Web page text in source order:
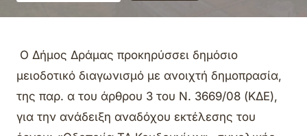
Ο Δήμος Δράμας προκηρύσσει δημόσιο
μειοδοτικό διαγωνισμό με ανοιχτή δημοπρασία,
της παρ. α του άρθρου 3 του Ν. 3669/08 (ΚΔΕ),
για την ανάδειξη αναδόχου εκτέλεσης του